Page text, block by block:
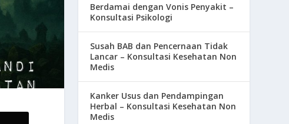
Berdamai dengan Vonis Penyakit –
Konsultasi Psikologi
Susah BAB dan Pencernaan Tidak
Lancar – Konsultasi Kesehatan Non
Medis
Kanker Usus dan Pendampingan
Herbal – Konsultasi Kesehatan Non
Medis